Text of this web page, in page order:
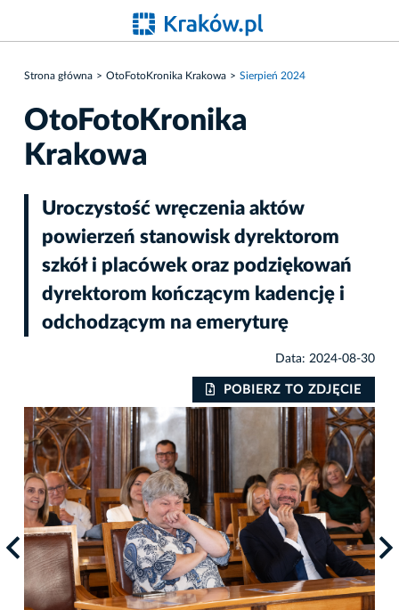
Strona główna OtoFotoKronika Krakowa Sierpień 2024
OtoFotoKronika
Krakowa
Uroczystość wręczenia aktów
powierzeń stanowisk dyrektorom
szkół i placówek oraz podziękowań
dyrektorom kończącym kadencję i
odchodzącym na emeryturę
Data: 2024-08-30
POBIERZ TO ZDJĘCIE